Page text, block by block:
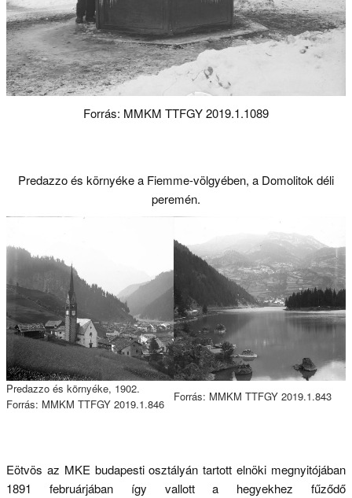
Forrás: MMKM TTFGY 2019.1.1089
Predazzo és környéke a Fiemme-völgyében, a Domolitok déli
peremén.
Predazzo és környéke, 1902.
Forrás: MMKM TTFGY 2019.1.846
Forrás: MMKM TTFGY 2019.1.843
Eötvös az MKE budapesti osztályán tartott elnöki megnyitójában
1891 februárjában így vallott a hegyekhez fűződő